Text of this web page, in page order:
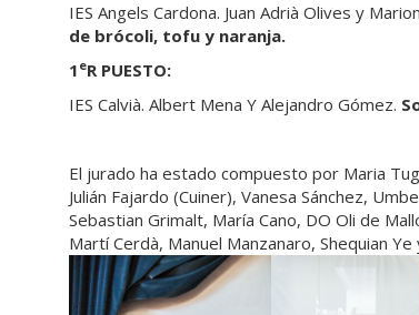
IES Angels Cardona. Juan Adrià Olives y
de brócoli, tofu y naranja.
1 eR PUESTO:
IES Calvià. Albert Mena Y Alejandro Gómez.
El jurado ha estado compuesto por Maria
Julián Fajardo (Cuiner), Vanesa Sánchez,
Sebastian Grimalt, María Cano, DO Oli de
Martí Cerdà, Manuel Manzanaro, Shequian